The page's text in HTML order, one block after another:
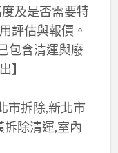
及是否需要特
評估與報價。
包含清運與廢
】
市拆除,新北市
拆除清運,室內